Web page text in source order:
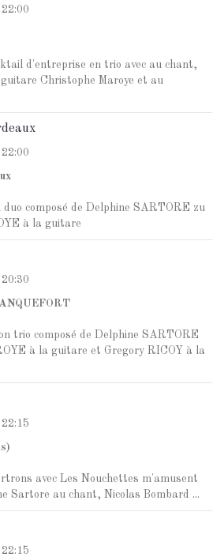
22:00
d'entreprise en trio avec au chant,
Christophe Maroye et au
22:00
composé de Delphine SARTORE zu
à la guitare
20:30
trio composé de Delphine SARTORE
à la guitare et Gregory RICOY à la
22:15
avec Les Nouchettes m'amusent
Sartore au chant, Nicolas Bombard ...
22:15